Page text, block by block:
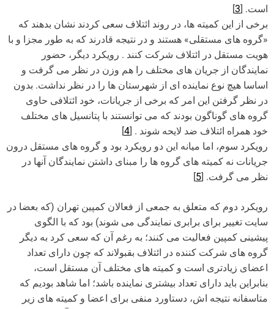
است. [3
]
برخی از این کمیته ها، در روند ائتلاف سعی کردند نشان بدهند که
«گروه های مستقلی» هستند و در نتیجه قادرند که به طور مجزا و با
هویت مستقل در ائتلاف شرکت کنند . رویکرد دیگر، حضور
نمایندگان از جریان های مختلف را هم وزن در نظر می گرفت و
اساسا هیچ نوع نماینده ای از شهرستان ها را در نظر نداشت. بدون
در نظر گرفتن این امر که برخی از جریانات، خود ائتلافی حاوی
گروه های گوناگون بودند که می توانستند با پتانسیل های مختلف
خود همراه ائتلاف ضد لایحه شوند . [4
]
رویکرد سوم، اما میانه این دو رویکرد بود و گروه های مستقل درون
جریانات نه کمیته های گروه ها را مبنای داشتن نمایندگان آنها در
نظر می گرفت. [5
]
رویکرد دوم که متعلق به جمعی از فعالان کمپین تهران (که بعضا در
سایت تغییر برای برابری نمایندگی می شوند) بود که با الگوی
پیشینی کمپین فعالیت می کنند؛ به رغم آن که سعی کرد به دیگر
گروه های شرکت کننده در ائتلاف بقبولاند که چون دارای تعداد
اعضای زیادتری است و کمیته های مختلف آن مستقل است،
بنابراین باید دارای تعداد بیشتری نماینده باشد؛ اما شاهد بودیم که
متاسفانه نتیجه اش، دستاورد منفی برای اعضا و کمیته های زیر